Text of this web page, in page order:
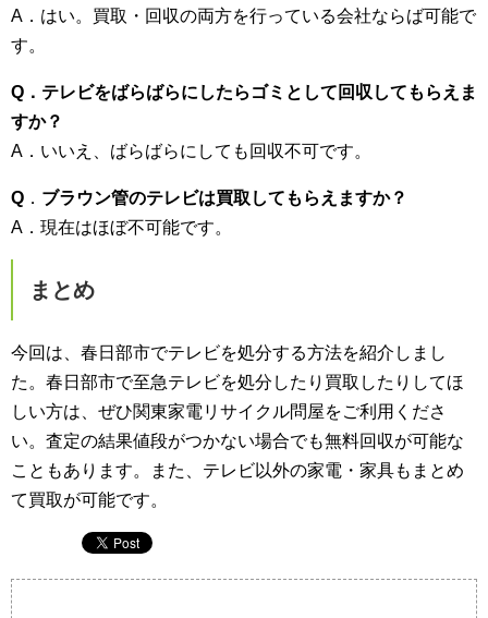
A．はい。買取・回収の両方を行っている会社ならば可能で
す。
Q．テレビをばらばらにしたらゴミとして回収してもらえま
すか？
A．いいえ、ばらばらにしても回収不可です。
Q ． ブラウン管のテレビは買取してもらえますか？
A．現在はほぼ不可能です。
まとめ
今回は、春日部市でテレビを処分する方法を紹介しまし
た。春日部市で至急テレビを処分したり買取したりしてほ
しい方は、ぜひ関東家電リサイクル問屋をご利用くださ
い。査定の結果値段がつかない場合でも無料回収が可能な
こともあります。また、テレビ以外の家電・家具もまとめ
て買取が可能です。